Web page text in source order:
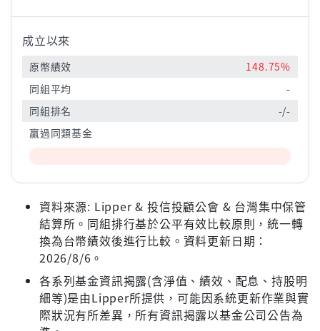
成立以來
原幣績效
148.75%
同組平均
-
同組排名
-/-
贏過同類基金
資料來源: Lipper & 投信投顧公會 & 台灣集中保管
結算所。同組排行基於公平有效比較原則，統一轉
換為台幣績效後進行比較。資料更新日期：
2026/8/6。
各系列基金資訊揭露(含淨值、績效、配息、持股明
細等)是由Lipper所提供，可能因系統更新作業與實
際狀況有所差異，所有資訊揭露以基金公司公告為